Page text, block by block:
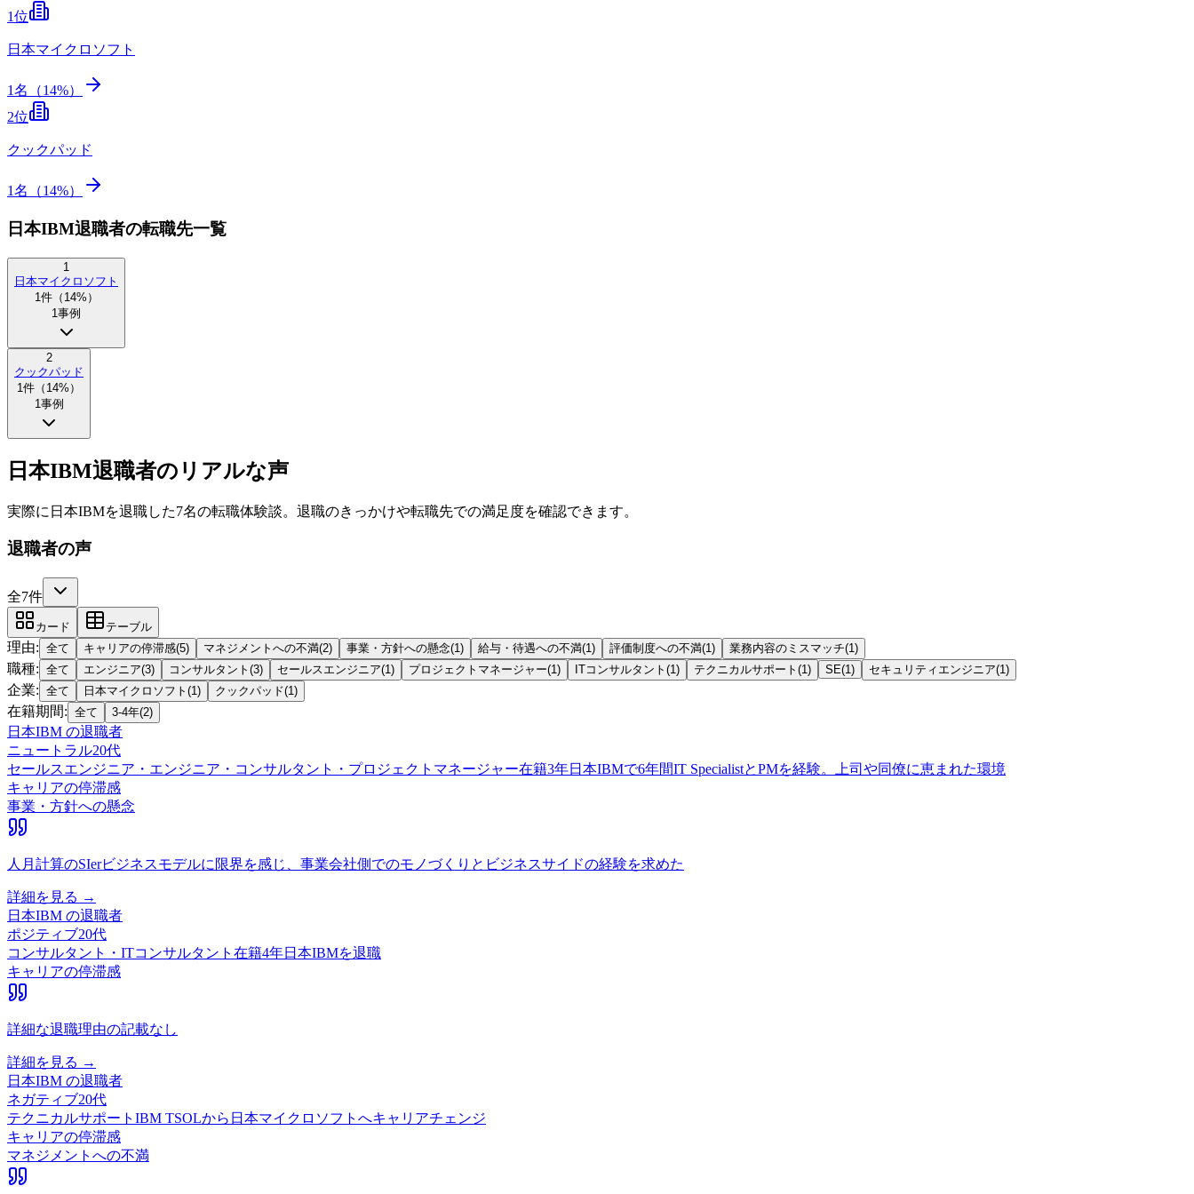
1位
日本マイクロソフト
1名（14%）
2位
クックパッド
1名（14%）
日本IBM退職者の転職先一覧
1
日本マイクロソフト
1 件（ 14%）
1 事例
2
クックパッド
1 件（ 14%）
1 事例
日本IBM退職者のリアルな声
実際に日本IBMを退職した7名の転職体験談。退職のきっかけや転職先での満足度を確認できます。
退職者の声
全7件
カード テーブル
理由: 全て キャリアの停滞感(5) マネジメントへの不満(2) 事業・方針への懸念(1) 給与・待遇への不満(1) 評価制度への不満(1) 業務内容のミスマッチ(1)
職種: 全て エンジニア(3) コンサルタント (3) セールスエンジニア(1) プロジェクトマネージャー(1) ITコンサルタント (1) テクニカルサポート (1) SE(1) セキュリティエンジニア(1)
企業: 全て 日本マイクロソフト (1) クックパッド(1)
在籍期間: 全て 3-4年(2)
日本IBM の退職者
ニュートラル20代
セールスエンジニア・エンジニア・コンサルタント・プロジェクトマネージャー在籍3年日本IBMで6年間IT SpecialistとPMを経験。上司や同僚に恵まれた環境
キャリアの停滞感
事業・方針への懸念
人月計算のSIerビジネスモデルに限界を感じ、事業会社側でのモノづくりとビジネスサイドの経験を求めた
詳細を見る →
日本IBM の退職者
ポジティブ20代
コンサルタント・ITコンサルタント 在籍4年日本IBMを退職
キャリアの停滞感
詳細な退職理由の記載なし
詳細を見る →
日本IBM の退職者
ネガティブ20代
テクニカルサポート IBM TSOLから日本マイクロソフトへキャリアチェンジ
キャリアの停滞感
マネジメントへの不満